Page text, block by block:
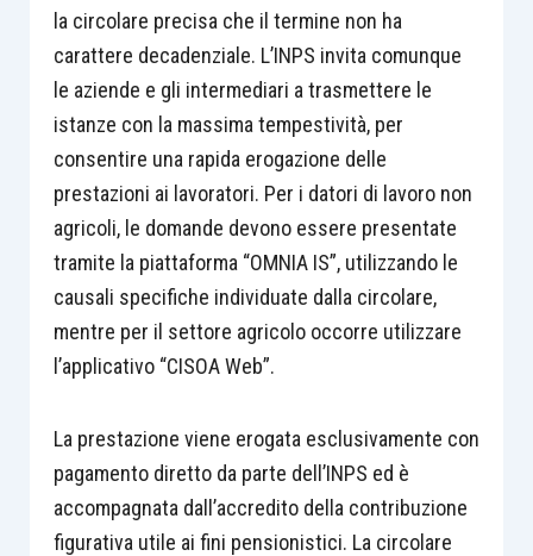
la circolare precisa che il termine non ha
carattere decadenziale. L’INPS invita comunque
le aziende e gli intermediari a trasmettere le
istanze con la massima tempestività, per
consentire una rapida erogazione delle
prestazioni ai lavoratori. Per i datori di lavoro non
agricoli, le domande devono essere presentate
tramite la piattaforma “OMNIA IS”, utilizzando le
causali specifiche individuate dalla circolare,
mentre per il settore agricolo occorre utilizzare
l’applicativo “CISOA Web”.
La prestazione viene erogata esclusivamente con
pagamento diretto da parte dell’INPS ed è
accompagnata dall’accredito della contribuzione
figurativa utile ai fini pensionistici. La circolare